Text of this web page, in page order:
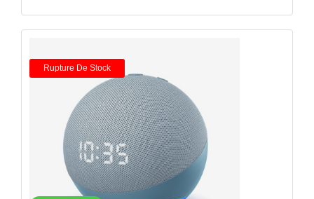
Rupture De Stock